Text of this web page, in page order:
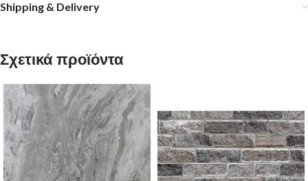
Shipping & Delivery
Σχετικά προϊόντα